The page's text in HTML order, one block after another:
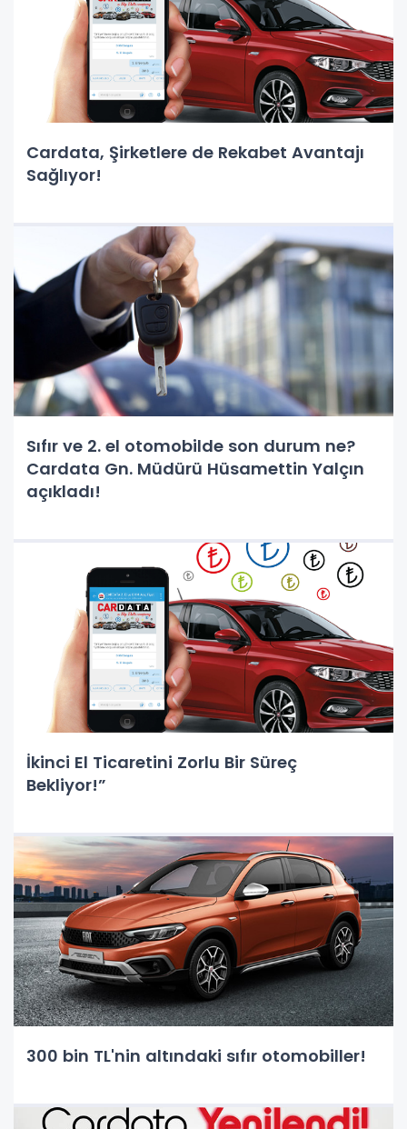
Cardata, Şirketlere de Rekabet Avantajı
Sağlıyor!
Sıfır ve 2. el otomobilde son durum ne?
Cardata Gn. Müdürü Hüsamettin Yalçın
açıkladı!
İkinci El Ticaretini Zorlu Bir Süreç
Bekliyor!”
300 bin TL'nin altındaki sıfır otomobiller!